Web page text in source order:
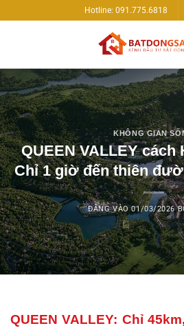
qua
Hotline: 091.775.6818
KHÔNG GIAN
QUEEN VALLEY cách
Chỉ 1 giờ đến thiên
ĐĂNG VÀO01/03/2026
QUEEN VALLEY: Chỉ